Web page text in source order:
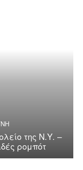
της Ν.Υ. –
ρομπότ